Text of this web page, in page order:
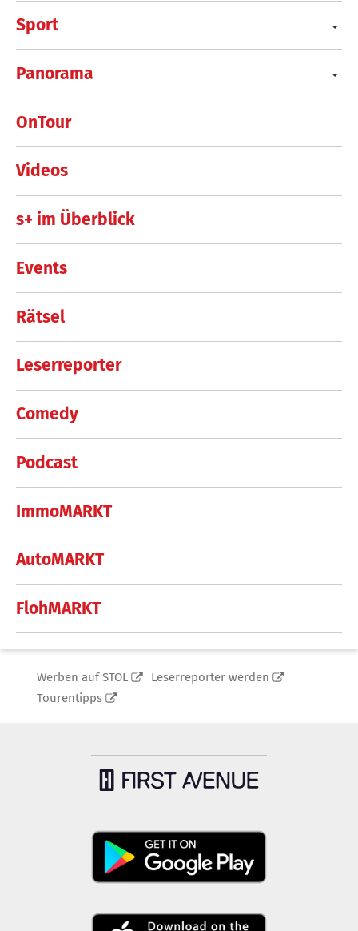
Sport
Panorama
OnTour
Videos
s+ im Überblick
Events
Rätsel
Leserreporter
Comedy
Podcast
ImmoMARKT
AutoMARKT
FlohMARKT
Werben auf STOL
Leserreporter werden
Tourentipps